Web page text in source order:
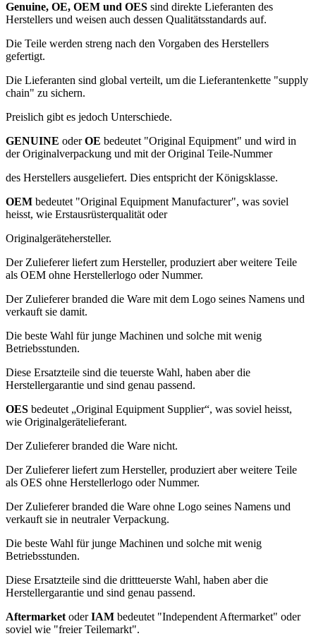
Genuine, OE, OEM und OES sind direkte Lieferanten des
Herstellers und weisen auch dessen Qualitätsstandards auf.
Die Teile werden streng nach den Vorgaben des Herstellers
gefertigt.
Die Lieferanten sind global verteilt, um die Lieferantenkette "supply
chain" zu sichern.
Preislich gibt es jedoch Unterschiede.
GENUINE oderOE bedeutet "Original Equipment" und wird in
der Originalverpackung und mit der Original Teile-Nummer
des Herstellers ausgeliefert. Dies entspricht der Königsklasse.
OEM bedeutet "Original Equipment Manufacturer", was soviel
heisst, wie Erstausrüsterqualität oder
Originalgerätehersteller.
Der Zulieferer liefert zum Hersteller, produziert aber weitere Teile
als OEM ohne Herstellerlogo oder Nummer.
Der Zulieferer branded die Ware mit dem Logo seines Namens und
verkauft sie damit.
Die beste Wahl für junge Machinen und solche mit wenig
Betriebsstunden.
Diese Ersatzteile sind die teuerste Wahl, haben aber die
Herstellergarantie und sind genau passend.
OES bedeutet „Original Equipment Supplier“, was soviel heisst,
wie Originalgerätelieferant.
Der Zulieferer branded die Ware nicht.
Der Zulieferer liefert zum Hersteller, produziert aber weitere Teile
als OES ohne Herstellerlogo oder Nummer.
Der Zulieferer branded die Ware ohne Logo seines Namens und
verkauft sie in neutraler Verpackung.
Die beste Wahl für junge Machinen und solche mit wenig
Betriebsstunden.
Diese Ersatzteile sind die drittteuerste Wahl, haben aber die
Herstellergarantie und sind genau passend.
Aftermarket oderIAM bedeutet "Independent Aftermarket" oder
soviel wie "freier Teilemarkt".